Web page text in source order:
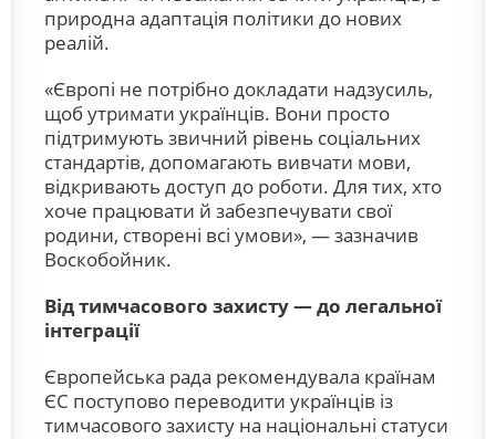
природна адаптація політики до нових
реалій.
«Європі не потрібно докладати надзусиль,
щоб утримати українців. Вони просто
підтримують звичний рівень соціальних
стандартів, допомагають вивчати мови,
відкривають доступ до роботи. Для тих, хто
хоче працювати й забезпечувати свої
родини, створені всі умови», — зазначив
Воскобойник.
Від тимчасового захисту — до легальної
інтеграції
Європейська рада рекомендувала країнам
ЄС поступово переводити українців із
тимчасового захисту на національні статуси